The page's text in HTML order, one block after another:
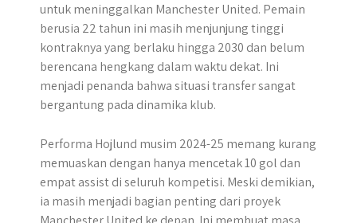
untuk meninggalkan Manchester United. Pemain
berusia 22 tahun ini masih menjunjung tinggi
kontraknya yang berlaku hingga 2030 dan belum
berencana hengkang dalam waktu dekat. Ini
menjadi penanda bahwa situasi transfer sangat
bergantung pada dinamika klub.
Performa Hojlund musim 2024-25 memang kurang
memuaskan dengan hanya mencetak 10 gol dan
empat assist di seluruh kompetisi. Meski demikian,
ia masih menjadi bagian penting dari proyek